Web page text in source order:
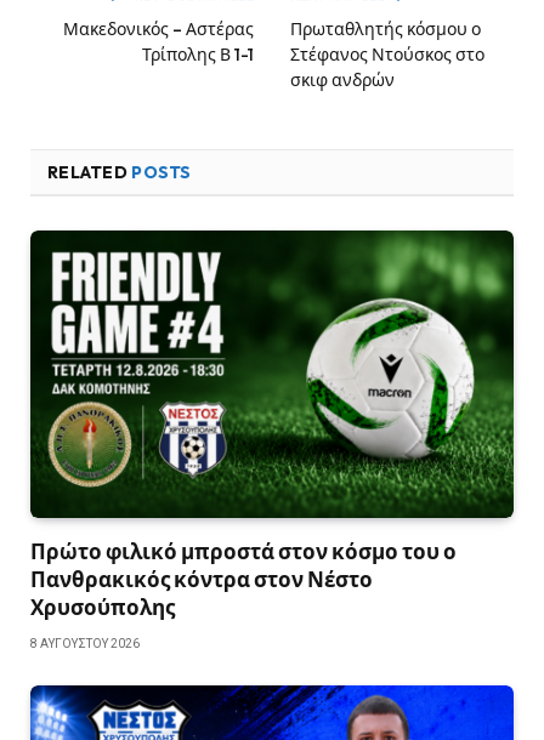
Μακεδονικός – Αστέρας
Τρίπολης Β 1-1
Πρωταθλητής κόσμου ο
Στέφανος Ντούσκος στο
σκιφ ανδρών
RELATED POSTS
Πρώτο φιλικό μπροστά στον κόσμο του ο
Πανθρακικός κόντρα στον Νέστο
Χρυσούπολης
8 ΑΥΓΟΎΣΤΟΥ 2026